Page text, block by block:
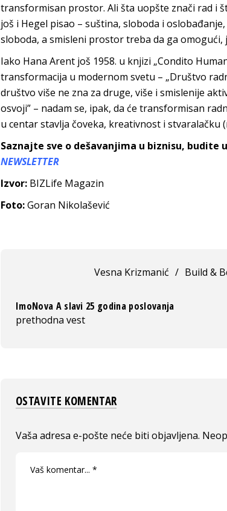
transformisan prostor. Ali šta uopšte znači rad i
još i Hegel pisao – suština, sloboda i
sloboda, a smisleni prostor treba da ga
Iako Hana Arent još 1958. u knjizi „Condito
transformacija u modernom svetu – „Društvo
društvo više ne zna za druge, više i smislenije
osvoji” – nadam se, ipak, da će transformisan
u centar stavlja čoveka, kreativnost i stvaralačku
Saznajte sve o dešavanjima u biznisu,
NEWSLETTER
Izvor: BIZLife Magazin
Foto:Goran Nikolašević
Vesna Krizmanić / Build &
ImoNova A slavi 25 godina poslovanja
prethodna vest
OSTAVITE KOMENTAR
Vaša adresa e-pošte neće biti objavljena.